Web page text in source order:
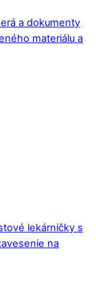
a dokumenty
materiálu a
lekárničky s
na